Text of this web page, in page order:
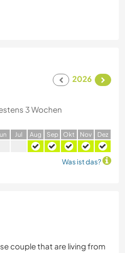
2026
3 Wochen
un Jul Aug Sep Okt Nov Dez
Was ist das?
couple that are living from